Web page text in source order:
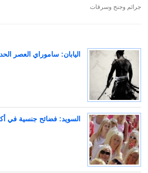
جرائم وجنح وسرقات
اليابان: ساموراي العصر
السويد: فضائح جنسية في